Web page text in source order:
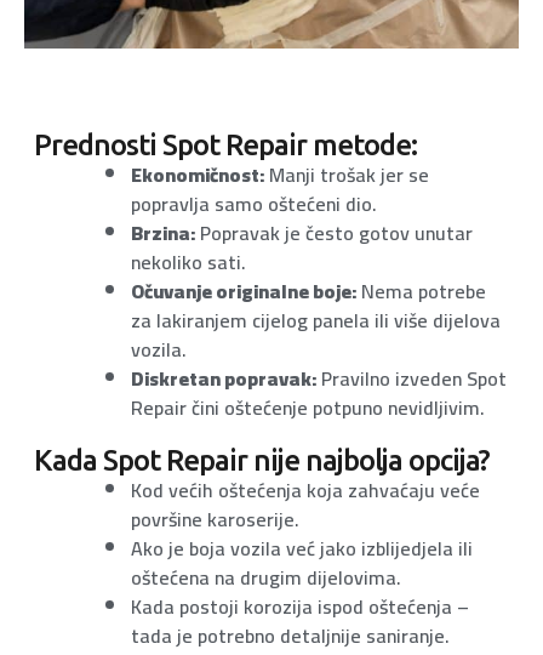
Prednosti Spot Repair metode:
Ekonomičnost:Manji trošak jer se
popravlja samo oštećeni dio.
Brzina:Popravak je često gotov unutar
nekoliko sati.
Očuvanje originalne boje:Nema potrebe
za lakiranjem cijelog panela ili više dijelova
vozila.
Diskretan popravak:Pravilno izveden Spot
Repair čini oštećenje potpuno nevidljivim.
Kada Spot Repair nije najbolja opcija?
Kod većih oštećenja koja zahvaćaju veće
površine karoserije.
Ako je boja vozila već jako izblijedjela ili
oštećena na drugim dijelovima.
Kada postoji korozija ispod oštećenja –
tada je potrebno detaljnije saniranje.